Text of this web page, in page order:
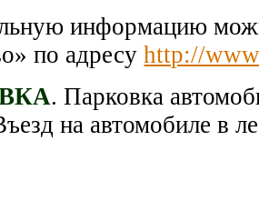
информацию
по адресуhttp://
. Парковка
на автомобиле в